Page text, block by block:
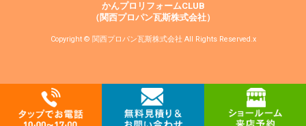
かんプロリフォームCLUB
（関西プロパン瓦斯株式会社）
Copyright © 関西プロパン瓦斯株式会社 All Rights Reserved.x